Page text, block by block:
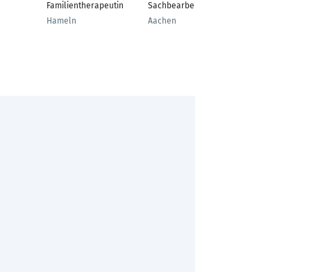
Familientherapeutin
Hameln
Sachbearbeiter
Aachen